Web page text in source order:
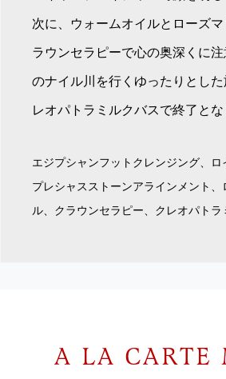
次に、ウォームオイルとローズ
ラウンセラピーで心の奥深くに
のナイル川を行くゆったりとし
レオパトラミルクバスで終了とな
エジプシャンフットクレンジング、ロ
プレシャスストーンアラインメント、
ル、クラウンセラピー、クレオパトラ
A LA CARTE